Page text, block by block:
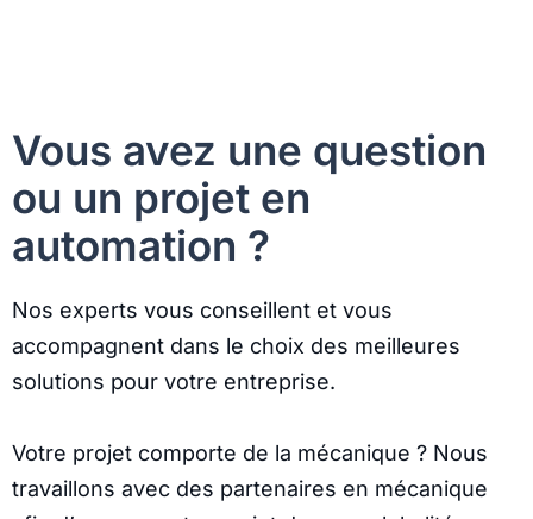
Vous avez une question
ou un projet en
automation ?
Nos experts vous conseillent et vous
accompagnent dans le choix des meilleures
solutions pour votre entreprise.
Votre projet comporte de la mécanique ? Nous
travaillons avec des partenaires en mécanique